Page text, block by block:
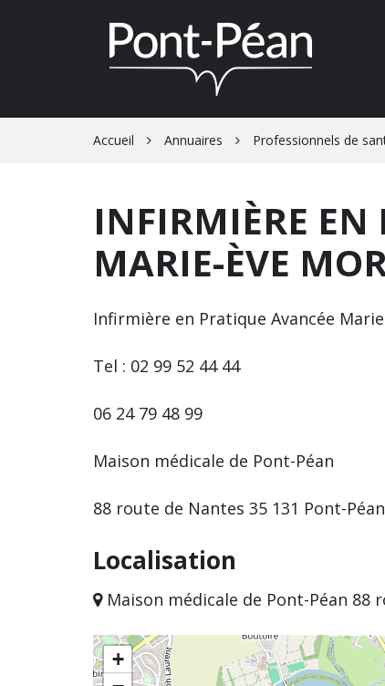
Accueil Annuaires Professionnels de
INFIRMIÈRE EN
MARIE-ÈVE
Infirmière en Pratique Avancée
Tel : 02 99 52 44 44
06 24 79 48 99
Maison médicale de Pont-Péan
88 route de Nantes 35 131 Pont-Péan
Localisation
Maison médicale de Pont-Péan 88
+